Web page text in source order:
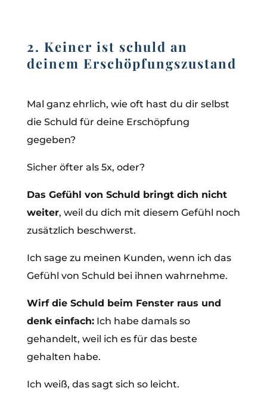
2. Keiner ist schuld an
deinem Erschöpfungszustand
Mal ganz ehrlich, wie oft hast du dir selbst
die Schuld für deine Erschöpfung
gegeben?
Sicher öfter als 5x, oder?
Das Gefühl von Schuld bringt dich nicht
weiter, weil du dich mit diesem Gefühl noch
zusätzlich beschwerst.
Ich sage zu meinen Kunden, wenn ich das
Gefühl von Schuld bei ihnen wahrnehme.
Wirf die Schuld beim Fenster raus und
denk einfach:Ich habe damals so
gehandelt, weil ich es für das beste
gehalten habe.
Ich weiß, das sagt sich so leicht.